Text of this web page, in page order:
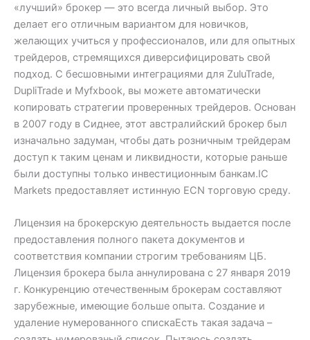
«лучший» брокер — это всегда личный выбор. Это
делает его отличным вариантом для новичков,
желающих учиться у профессионалов, или для опытных
трейдеров, стремящихся диверсифицировать свой
подход. С бесшовными интеграциями для ZuluTrade,
DupliTrade и Myfxbook, вы можете автоматически
копировать стратегии проверенных трейдеров. Основан
в 2007 году в Сиднее, этот австралийский брокер был
изначально задуман, чтобы дать розничным трейдерам
доступ к таким ценам и ликвидности, которые раньше
были доступны только инвестиционным банкам.IC
Markets предоставляет истинную ECN торговую среду.
Лицензия на брокерскую деятельность выдается после
предоставления полного пакета документов и
соответствия компании строгим требованиям ЦБ.
Лицензия брокера была аннулирована с 27 января 2019
г. Конкуренцию отечественным брокерам составляют
зарубежные, имеющие больше опыта. Создание и
удаление нумерованного спискаЕсть такая задача –